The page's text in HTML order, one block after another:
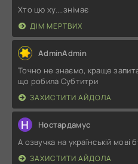
Хто цю ху....знімає
ДІМ МЕРТВИХ
AdminAdmin
Точно не знаємо, краще
що робила Субтитри
ЗАХИСТИТИ АЙДОЛА
Н Ностардамус
А озвучка на українській мові
ЗАХИСТИТИ АЙДОЛА